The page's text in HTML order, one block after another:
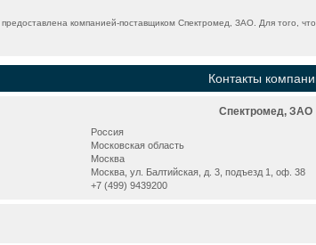
предоставлена компанией-поставщиком Спектромед, ЗАО. Для того,
Контакты
Спектромед, ЗАО
Россия
Московская область
Москва
Москва, ул. Балтийская, д. 3, подъезд 1, оф. 38
+7 (499) 9439200